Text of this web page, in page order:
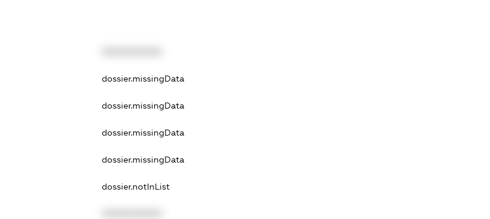
dossier.missingData
dossier.missingData
dossier.missingData
dossier.missingData
dossier.notInList